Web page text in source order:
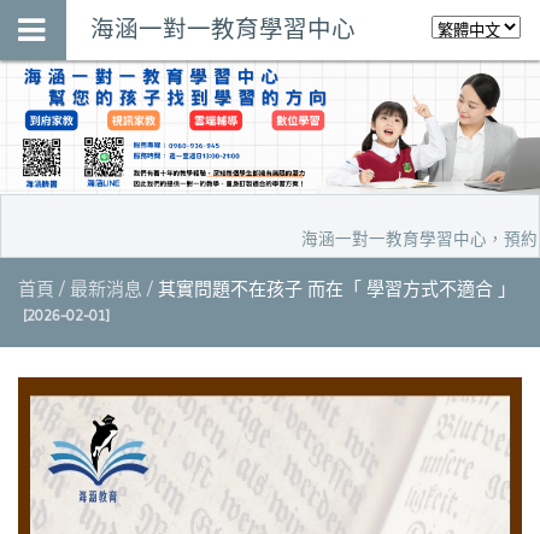
海涵一對一教育學習中心
海涵一對一教育學習中心，預
首頁 最新消息 其實問題不在孩子 而在「 學習方式不適合 」
[2026-02-01]